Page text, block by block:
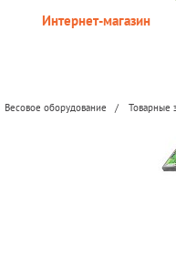
Интернет-магазин
Весовое оборудование Товарные